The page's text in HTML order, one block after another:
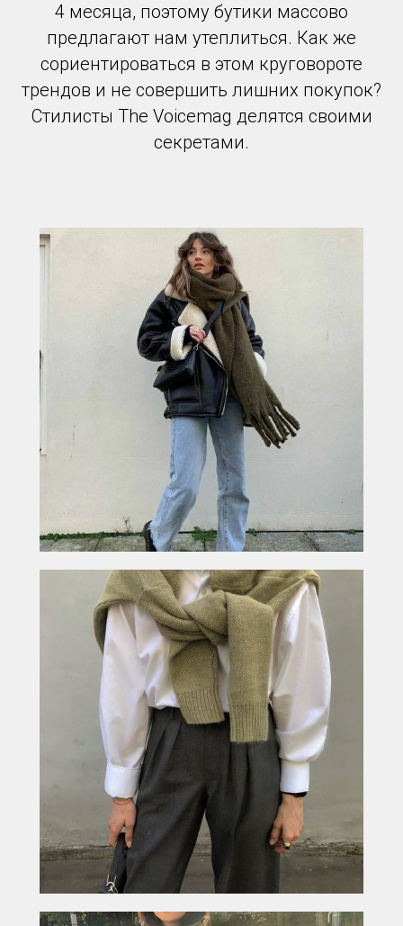
4 месяца, поэтому бутики массово
предлагают нам утеплиться. Как же
сориентироваться в этом круговороте
трендов и не совершить лишних покупок?
Стилисты The Voicemag делятся своими
секретами.